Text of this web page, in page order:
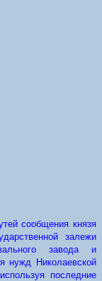
сообщения князя
залежи
завода и
нужд Николаевской
последние